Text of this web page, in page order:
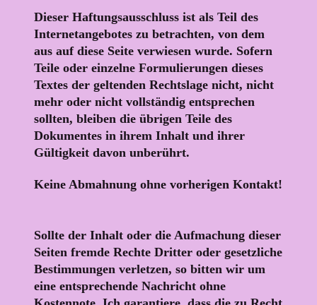
Dieser Haftungsausschluss ist als Teil des
Internetangebotes zu betrachten, von dem
aus auf diese Seite verwiesen wurde. Sofern
Teile oder einzelne Formulierungen dieses
Textes der geltenden Rechtslage nicht, nicht
mehr oder nicht vollständig entsprechen
sollten, bleiben die übrigen Teile des
Dokumentes in ihrem Inhalt und ihrer
Gültigkeit davon unberührt.
Keine Abmahnung ohne vorherigen Kontakt!
Sollte der Inhalt oder die Aufmachung dieser
Seiten fremde Rechte Dritter oder gesetzliche
Bestimmungen verletzen, so bitten wir um
eine entsprechende Nachricht ohne